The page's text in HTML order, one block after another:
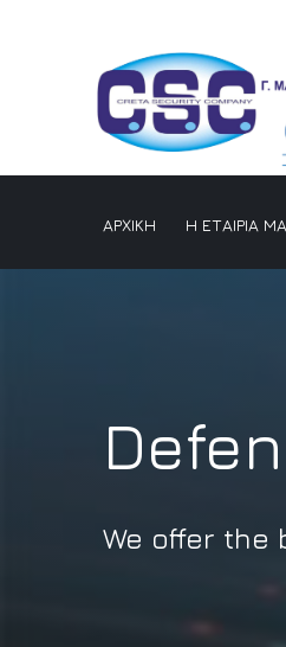
ΑΡΧΙΚΗ Η ΕΤΑΙΡΙΑ
We offer the